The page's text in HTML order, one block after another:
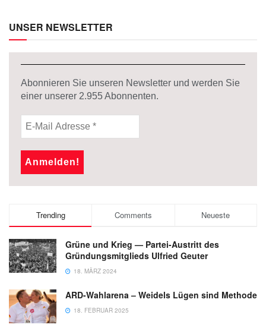
UNSER NEWSLETTER
Abonnieren Sie unseren Newsletter und werden Sie
einer unserer 2.955Abonnenten.
Trending Comments Neueste
Grüne und Krieg — Partei-Austritt des
Gründungsmitglieds Ulfried Geuter
18. MÄRZ 2024
ARD-Wahlarena – Weidels Lügen sind Methode
18. FEBRUAR 2025